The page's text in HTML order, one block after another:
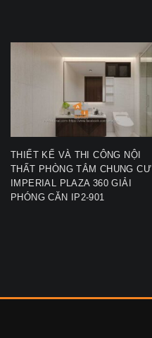
THIẾT KẾ VÀ THI CÔNG NỘI
THẤT PHÒNG TẮM CHUNG CƯ
IMPERIAL PLAZA 360 GIẢI
PHÓNG CĂN IP2-901